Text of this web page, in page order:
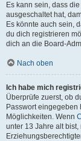
Es kann sein, dass
ausgeschaltet hat,
Es könnte auch sein,
du dich registrieren
dich an die Board-
Nach oben
Ich habe mich
Überprüfe zuerst, ob
Passwort eingegeben
Möglichkeiten. Wenn
unter 13 Jahre alt